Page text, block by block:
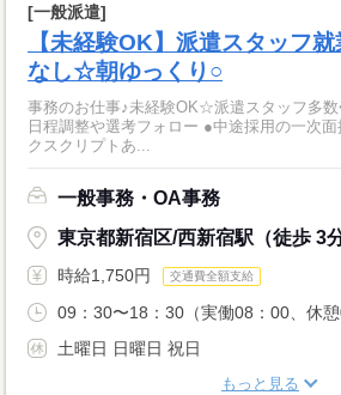
[一般派遣]
【未経験OK】派遣スタッフ
なし☆朝ゆっくり○
事務のお仕事♪未経験OK☆派遣スタッフ多
日程調整や選考フォロー ●中途採用の一次
クスクリプトあ...
一般事務・OA事務
東京都新宿区/西新宿駅（徒歩 3分
時給1,750円 交通費全額支給
09：30〜18：30（実働08：00、休憩
土曜日 日曜日 祝日
もっと見る